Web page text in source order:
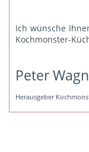
Ich wünsche
Kochmonster-
Peter
Herausgeber